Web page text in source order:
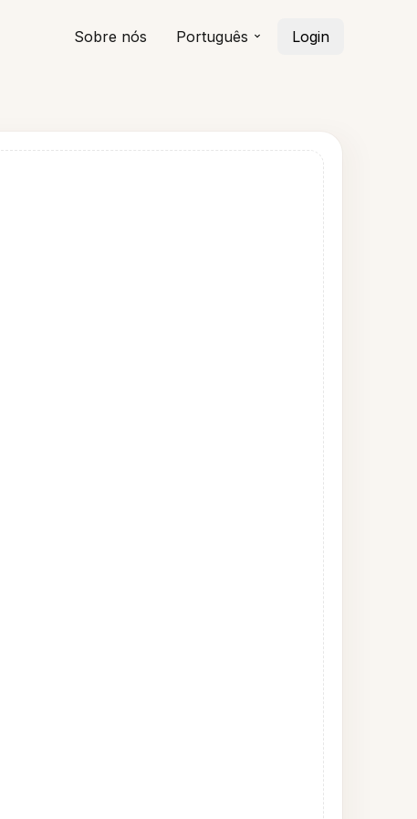
Sobre nós Português Login